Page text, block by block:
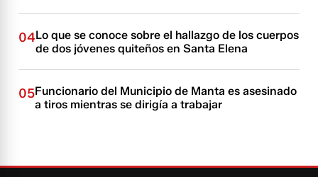
04Lo que se conoce sobre el hallazgo de los cuerpos
de dos jóvenes quiteños en Santa Elena
05Funcionario del Municipio de Manta es asesinado
a tiros mientras se dirigía a trabajar